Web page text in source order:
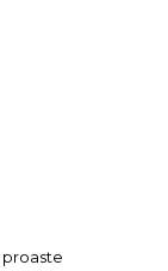
proaste